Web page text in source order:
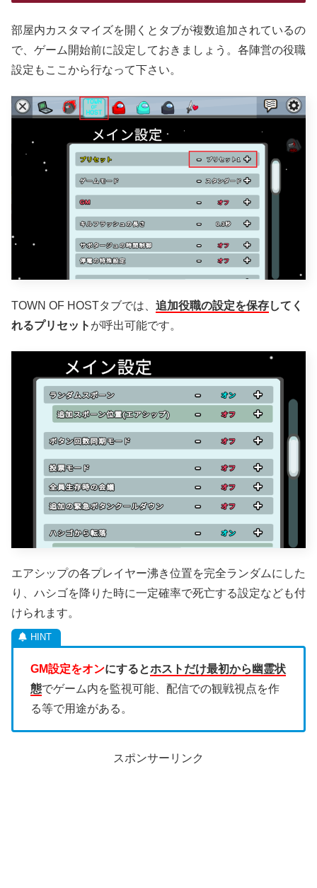
部屋内カスタマイズを開くとタブが複数追加されているの
で、ゲーム開始前に設定しておきましょう。各陣営の役職
設定もここから行なって下さい。
TOWN OF HOSTタブでは、 追加役職の設定を保存してく
れるプリセット が呼出可能です。
エアシップの各プレイヤー沸き位置を完全ランダムにした
り、ハシゴを降りた時に一定確率で死亡する設定なども付
けられます。
GM設定をオンにするとホストだけ最初から幽霊状
態でゲーム内を監視可能、配信での観戦視点を作
る等で用途がある。
スポンサーリンク